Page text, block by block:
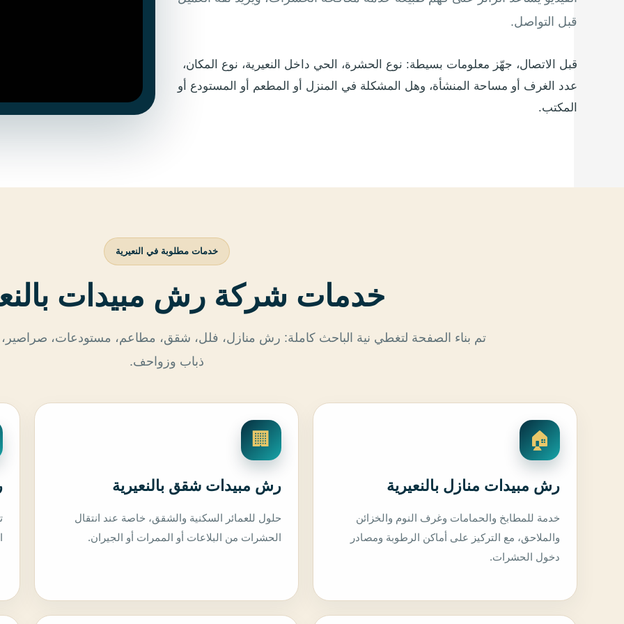
قبل التواصل.
قبل الاتصال، جهّز معلومات بسيطة: نوع الحشرة، الحي داخل النعيرية، نوع المكان،
عدد الغرف أو مساحة المنشأة، وهل المشكلة في المنزل أو المطعم أو المستودع أو
المكتب.
خدمات مطلوبة في النعيرية
خدمات شركة رش مبيدات
تم بناء الصفحة لتغطي نية الباحث كاملة: رش منازل، فلل، شقق، مطاعم، مستودعات،
ذباب وزواحف.
🏠
رش مبيدات منازل بالنعيرية
خدمة للمطابخ والحمامات وغرف النوم والخزائن
والملاحق، مع التركيز على أماكن الرطوبة ومصادر
دخول الحشرات.
🏢
رش مبيدات شقق بالنعيرية
حلول للعمائر السكنية والشقق، خاصة عند انتقال
الحشرات من البلاعات أو الممرات أو الجيران.